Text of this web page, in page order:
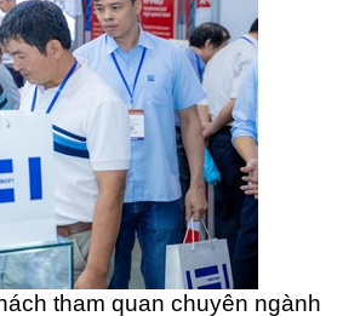
tham quan chuyên ngành